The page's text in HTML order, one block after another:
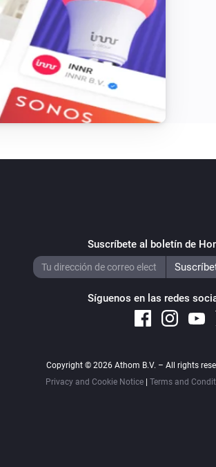
Suscríbete al boletín de
Síguenos en las redes
Copyright © 2026 Athom B.V. – All rights
Privacy and Cookie Notice
Terms and